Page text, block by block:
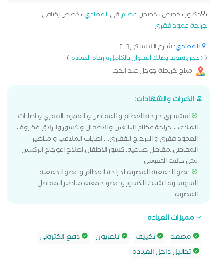
دكتور تخصص تخصص عظامفيالمعادي تخصص إضافي
جراحة عمود فقري
المعادي: شارع اللاسلكي[...]
((احجز وسوف يصلك العنوان بالكامل وارقام العيادة)
متاح خريطة جوجل عند الحجز
الخبرات والشهادات:
استشاري جراحة العظام و المفاصل و العمود الفقري و اصابات
الملاعب جراحة عظام البالغين و الاطفال و كسور وانزلاق غضروف
العمود فقري و التزحزح الفقاري. .. اصابات الملاعب و مناظير
المفاصل..مفاصل صناعيه..كسور الاطفال.اصلاح اعوجاج الركبتين
مثل حالات التقوس
عضو الجمعيه المصريه لجراحه العظام و عضو الجمعيه
السويسريه لتثبيت الكسور و عضو جمعيه مناظير المفاصل
المصريه
مميزات العيادة
مصعد
تكييف تلفزيون
دفع الكتروني
تحاليل داخل العيادة